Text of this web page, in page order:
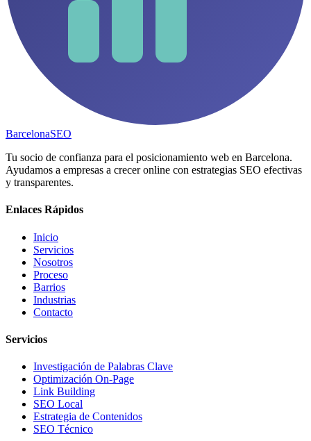
BarcelonaSEO
Tu socio de confianza para el posicionamiento web en Barcelona.
Ayudamos a empresas a crecer online con estrategias SEO efectivas
y transparentes.
Enlaces Rápidos
Inicio
Servicios
Nosotros
Proceso
Barrios
Industrias
Contacto
Servicios
Investigación de Palabras Clave
Optimización On-Page
Link Building
SEO Local
Estrategia de Contenidos
SEO Técnico